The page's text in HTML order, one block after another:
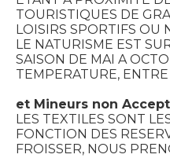
TOURISTIQUES DE
LOISIRS SPORTIFS OU
LE NATURISME EST
SAISON DE MAI A
TEMPERATURE,
et Mineurs non
LES TEXTILES SONT
FONCTION DES
FROISSER, NOUS